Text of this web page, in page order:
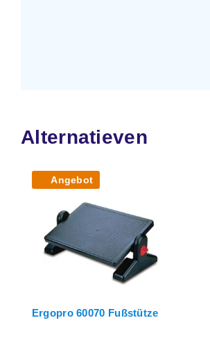
Alternatieven
Angebot
Ergopro 60070 Fußstütze